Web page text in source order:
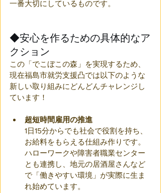
一番大切にしているものです。
◆安心を作るための具体的なア
クション
この「でこぼこの森」を実現するため、
現在福島市就労支援凸では以下のような
新しい取り組みにどんどんチャレンジし
ています！
超短時間雇用の推進
1日15分からでも社会で役割を持ち、
お給料をもらえる仕組み作りです。
ハローワークや障害者職業センター
とも連携し、地元の居酒屋さんなど
で「働きやすい環境」が実際に生ま
れ始めています。